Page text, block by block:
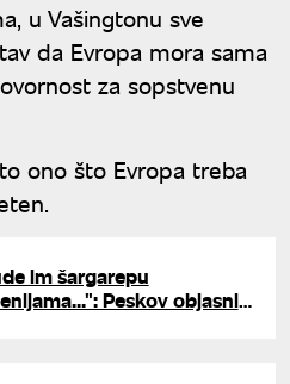
u Vašingtonu sve
da Evropa mora sama
za sopstvenu
ono što Evropa treba
im šargarepu
Peskov objasnio